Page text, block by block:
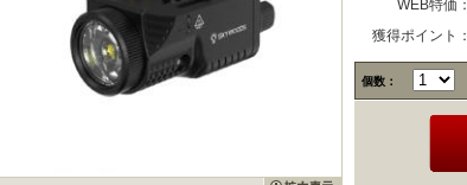
WEB特価：
獲得ポイント：
個数：